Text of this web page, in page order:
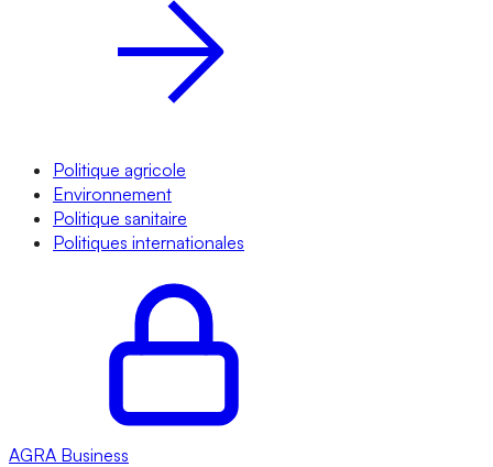
Politique agricole
Environnement
Politique sanitaire
Politiques internationales
AGRA Business